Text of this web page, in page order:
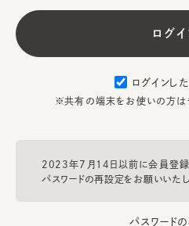
ログインし
※共有の端末をお使いの方は
2023年7月14日以前に会員登録
パスワードの再設定をお願いいたし
パスワード